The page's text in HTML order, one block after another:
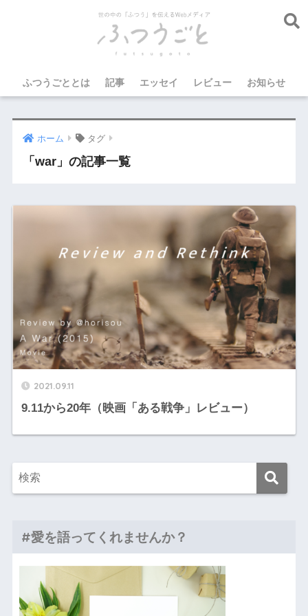
ふつうごととは 記事 エッセイ レビュー お知らせ
ホーム タグ
「war」の記事一覧
2021.09.11
9.11から20年（映画「ある戦争」レビュー）
#愛を語ってくれませんか？